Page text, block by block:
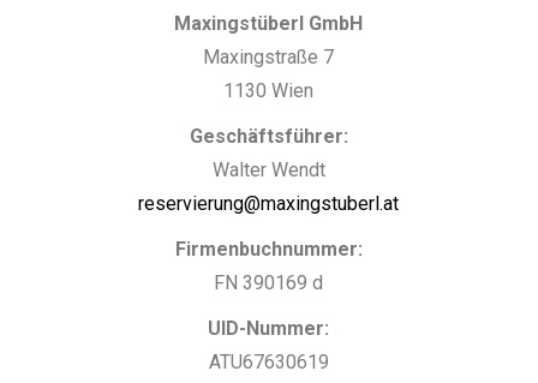
Maxingstüberl GmbH
Maxingstraße 7
1130 Wien
Geschäftsführer:
Walter Wendt
reservierung@maxingstuberl.at
Firmenbuchnummer:
FN 390169 d
UID-Nummer:
ATU67630619